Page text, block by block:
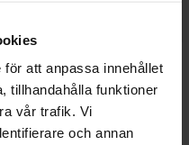
att anpassa innehållet
tillhandahålla funktioner
vår trafik. Vi
och annan